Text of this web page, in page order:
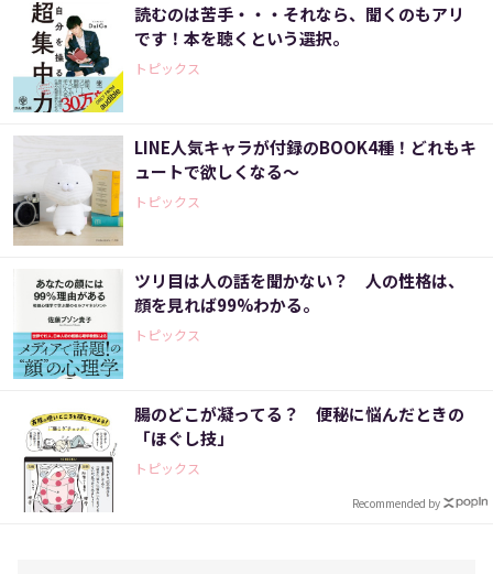
読むのは苦手・・・それなら、聞くのもアリ
です！本を聴くという選択。
トピックス
LINE人気キャラが付録のBOOK4種！どれもキ
ュートで欲しくなる～
トピックス
ツリ目は人の話を聞かない？ 人の性格は、
顔を見れば99%わかる。
トピックス
腸のどこが凝ってる？ 便秘に悩んだときの
「ほぐし技」
トピックス
Recommended by